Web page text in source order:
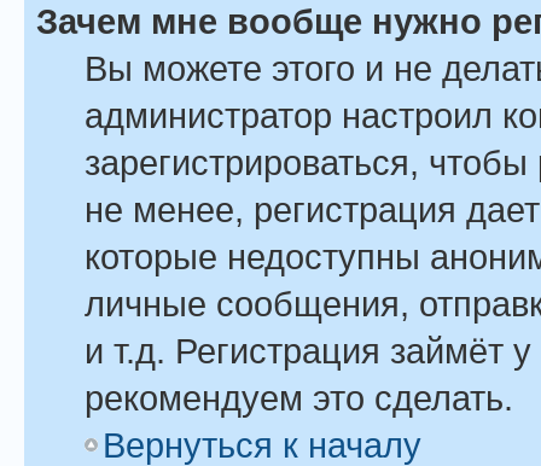
Зачем мне вообще нужно
Вы можете этого и не
администратор настроил
зарегистрироваться,
не менее, регистрация
которые недоступны
личные сообщения,
и т.д. Регистрация займёт
рекомендуем это сделать.
Вернуться к началу